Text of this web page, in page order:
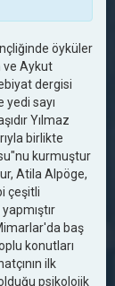
öyküler
ve Aykut
dergisi
yedi sayı
Yılmaz
birlikte
kurmuştur
Atila Alpöge,
çeşitli
baş
konutları
ilk
psikolojik